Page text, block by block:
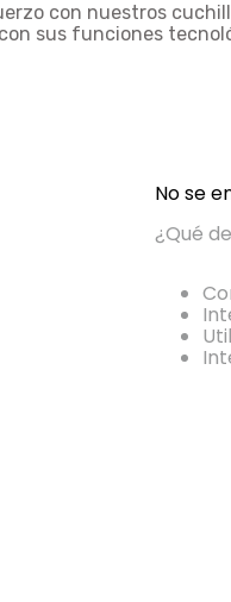
con nuestros
sus funciones
No se
¿Qué